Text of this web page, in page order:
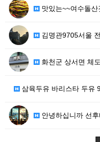
맛있는~~여수돌산
김명관9705서울
화천군 상서면 체
삼육두유 바리스타 두유
안녕하십니까 선후